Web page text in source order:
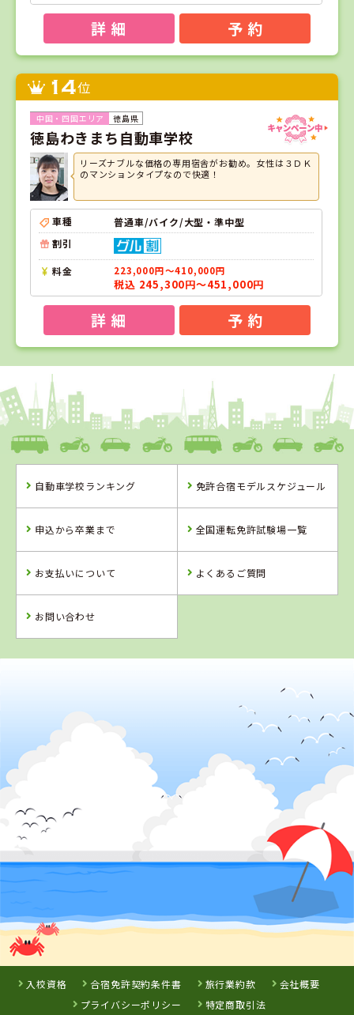
詳 細 予 約
14位
徳島県
徳島わきまち自動車学校
リーズナブルな価格の専用宿舎がお勧め。女性は３ＤＫ
のマンションタイプなので快適！
車種
普通車/バイク/大型・準中型
割引
料金 223,000円～410,000円
税込 245,300円～451,000円
詳 細 予 約
1
愛媛県
八幡浜自動車教習所
詳 細 予 約
詳 細 予 約
3位
浜乃木ドライビングスクール
習所
詳 細
詳 細
ングスクール
詳 細
4位
岡山県
詳 細
5
香川県
かんおんじ自動
車学校
岡山県
岡山県・沼自動
車学校
詳 細
予 約
7位 9
自動車学校ランキング 免許合宿モデルスケジュール
申込から卒業まで 全国運転免許試験場一覧
お支払いについて よくあるご質問
お問い合わせ
入校資格 合宿免許契約条件書 旅行業約款
会社概要
プライバシーポリシー
特定商取引法